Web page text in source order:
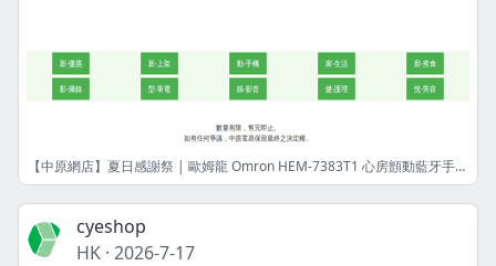
【中原網店】夏日感謝祭 | 歐姆龍 Omron HEM-7383T1 心房顫動藍牙手臂式血壓計 | 港幣1099元 | 限量8件! | 網店限定
cyeshop
HK · 2026-7-17